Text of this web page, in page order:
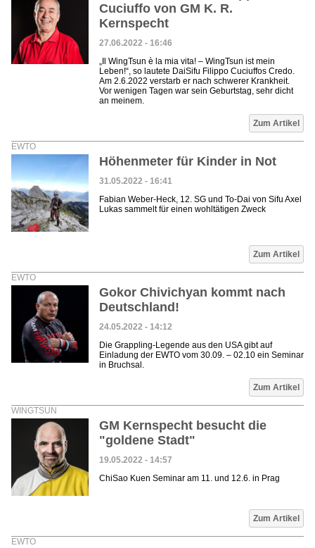
Cuciuffo von GM K. R.
Kernspecht
27.06.2022 - 16:46
„Il WingTsun è la mia vita! – WingTsun ist mein
Leben!“, so lautete DaiSifu Filippo Cuciuffos Credo.
Am 2.6.2022 verstarb er nach schwerer Krankheit.
Vor wenigen Tagen war sein Geburtstag, sehr dicht
an meinem.
Zum Artikel
EWTO
Höhenmeter für Kinder in Not
31.05.2022 - 16:41
Fabian Weber-Heck, 12. SG und To-Dai von Sifu Axel
Lukas sammelt für einen wohltätigen Zweck
Zum Artikel
EWTO
Gokor Chivichyan kommt nach
Deutschland!
24.05.2022 - 14:12
Die Grappling-Legende aus den USA gibt auf
Einladung der EWTO vom 30.09. – 02.10 ein Seminar
in Bruchsal.
Zum Artikel
WINGTSUN
GM Kernspecht besucht die
"goldene Stadt"
19.05.2022 - 14:57
ChiSao Kuen Seminar am 11. und 12.6. in Prag
Zum Artikel
EWTO